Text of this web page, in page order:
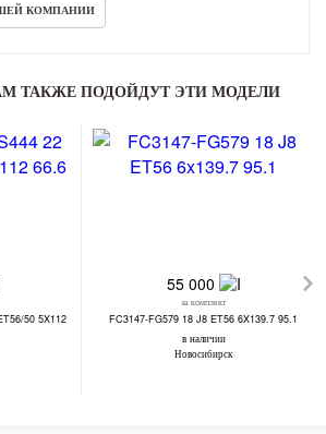
КОМПАНИИ
ТАКЖЕ ПОДОЙДУТ ЭТИ МОДЕЛИ
50 5X112
55 000
за комплект
FC3147-FG579 18 J8 ET56 6X139.7 95.1
в наличии
Новосибирск